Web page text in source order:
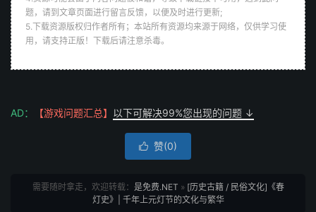
题，请到文章页面进行留言反馈，以便及时进行更新;
5.下载资源版权归作者所有；本站所有资源均来源于网络，仅供学习使
用，请支持正版！下载后请注意杀毒。
AD： 【游戏问题汇总】 以下可解决99%您出现的问题 ↓
 赞(0)
需要随时拿走，欢迎转载： 是免费.NET » [历史古籍 / 民俗文化]《春
灯史》| 千年上元灯节的文化与繁华